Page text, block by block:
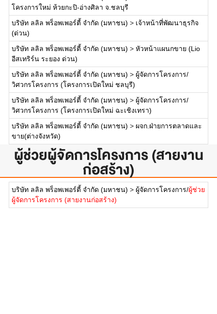
โครงการใหม่ ห้วยกะปิ-อ่างศิลา จ.ชลบุรี
บริษัท ลลิล พร็อพเพอร์ตี้ จำกัด (มหาชน) > เจ้าหน้าที่พัฒนาธุรกิจ
(ด่วน)
บริษัท ลลิล พร็อพเพอร์ตี้ จำกัด (มหาชน) > หัวหน้าแผนกขาย (Lio
อีสเทริร์น ระยอง ด่วน)
บริษัท ลลิล พร็อพเพอร์ตี้ จำกัด (มหาชน) > ผู้จัดการโครงการ/
วิศวกรโครงการ (โครงการเปิดใหม่ ชลบุรี)
บริษัท ลลิล พร็อพเพอร์ตี้ จำกัด (มหาชน) > ผู้จัดการโครงการ/
วิศวกรโครงการ (โครงการเปิดใหม่ ฉะเชิงเทรา)
บริษัท ลลิล พร็อพเพอร์ตี้ จำกัด (มหาชน) > ผจก.ฝ่ายการตลาดและ
ขาย(ต่างจังหวัด)
ผู้ช่วยผู้จัดการโครงการ (สายงาน
ก่อสร้าง)
บริษัท ลลิล พร็อพเพอร์ตี้ จำกัด (มหาชน) > ผู้จัดการโครงการ/ผู้ช่วย
ผู้จัดการโครงการ (สายงานก่อสร้าง)